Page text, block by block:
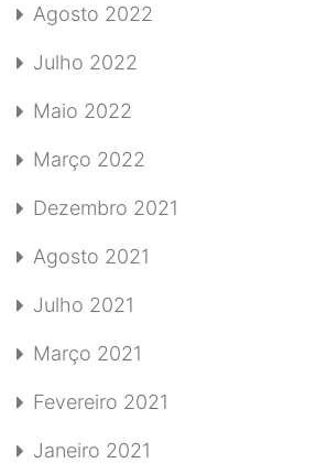
Agosto 2022
Julho 2022
Maio 2022
Março 2022
Dezembro 2021
Agosto 2021
Julho 2021
Março 2021
Fevereiro 2021
Janeiro 2021